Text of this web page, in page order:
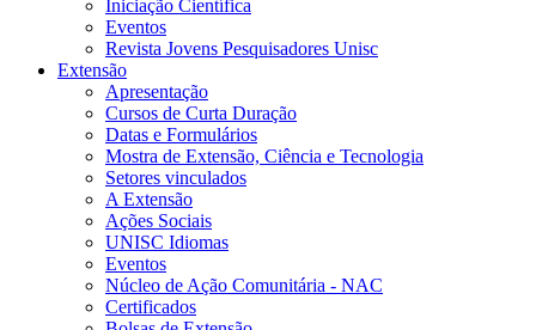
Iniciação Científica
Eventos
Revista Jovens Pesquisadores Unisc
Extensão
Apresentação
Cursos de Curta Duração
Datas e Formulários
Mostra de Extensão, Ciência e Tecnologia
Setores vinculados
A Extensão
Ações Sociais
UNISC Idiomas
Eventos
Núcleo de Ação Comunitária - NAC
Certificados